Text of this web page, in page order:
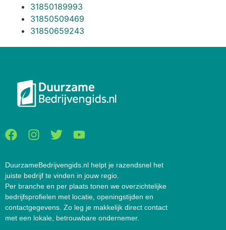
31850189993
31850509469
31850659243
DuurzameBedrijvengids.nl helpt je razendsnel het
juiste bedrijf te vinden in jouw regio.
Per branche en per plaats tonen we overzichtelijke
bedrijfsprofielen met locatie, openingstijden en
contactgegevens. Zo leg je makkelijk direct contact
met een lokale, betrouwbare ondernemer.